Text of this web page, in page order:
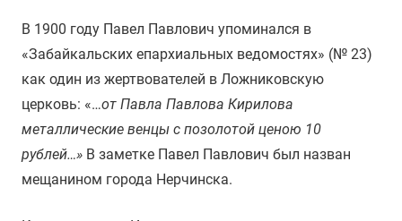
В 1900 году Павел Павлович упоминался в
«Забайкальских епархиальных ведомостях» (№ 23)
как один из жертвователей в Ложниковскую
церковь: «…от Павла Павлова Кирилова
металлические венцы с позолотой ценою 10
рублей…» В заметке Павел Павлович был назван
мещанином города Нерчинска.